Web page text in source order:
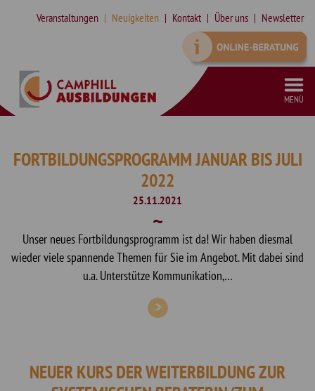
Veranstaltungen Neuigkeiten Kontakt Über uns Newsletter
MENÜ
FORTBILDUNGSPROGRAMM JANUAR BIS JULI
2022
25.11.2021
Unser neues Fortbildungsprogramm ist da! Wir haben diesmal
wieder viele spannende Themen für Sie im Angebot. Mit dabei sind
u.a. Unterstütze Kommunikation,…
NEUER KURS DER WEITERBILDUNG ZUR